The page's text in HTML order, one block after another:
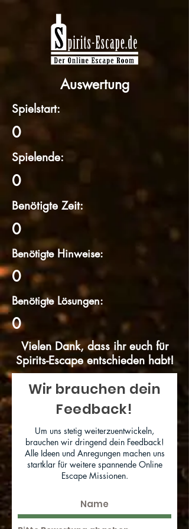
Auswertung
Spielstart:
0
Spielende:
0
Benötigte Zeit:
0
Benötigte Hinweise:
0
Benötigte Lösungen:
0
Vielen Dank, dass ihr euch für
Spirits-Escape entschieden habt!
Wir brauchen dein
Feedback!
Um uns stetig weiterzuentwickeln,
brauchen wir dringend dein Feedback!
Alle Ideen und Anregungen machen uns
startklar für weitere spannende Online
Escape Missionen.